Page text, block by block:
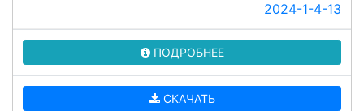
2024-1-4-13
ПОДРОБНЕЕ
СКАЧАТЬ